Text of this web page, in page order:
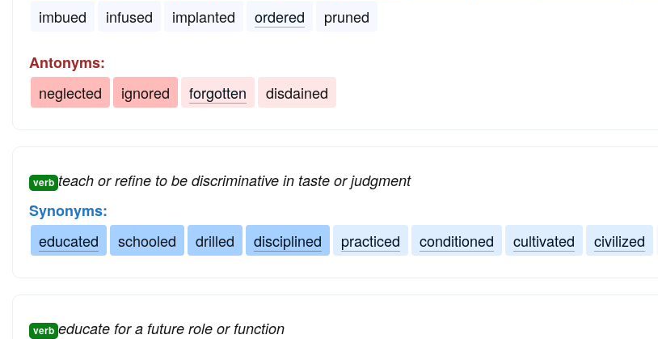
imbued
infused implanted ordered pruned
Antonyms:
neglected
ignored forgotten disdained
verb teach or refine to be discriminative in taste or judgment
Synonyms:
educated
schooled drilled disciplined practiced conditioned cultivated civilized
verb educate for a future role or function